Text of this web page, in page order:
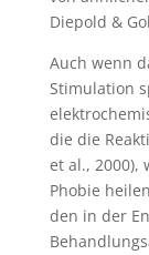
Diepold &
Auch wenn
Stimulation
die die
et al., 2000),
Phobie
den in der